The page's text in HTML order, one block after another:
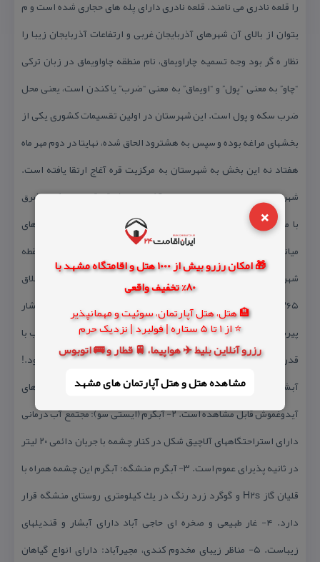
×
🎁 امکان رزرو بیش از 1000 هتل و اقامتگاه مشهد با
80% تخفیف واقعی
🏨 هتل، هتل آپارتمان، سوئیت و مهمانپذیر
⭐ از 1 تا 5 ستاره | فولبرد | نزدیک حرم
رزرو آنلاین بلیط ✈️ هواپیما، 🚆 قطار و 🚌 اتوبوس
مشاهده هتل و هتل‌ آپارتمان های مشهد
را قلعه نادری می نامند. قلعه نادری دارای پله های حجاری شده است و م
یتوان از بالای آن شهرهای آذربایجان غربی و ارتفاعات آذربایجان زیبا را
نظار ه گر بود وجه تسمیه چاراویماق، نام منطقه چاواویماق در زبان تركی
“چاو” به معنی “پول” و “اویماق” به معنی “ضرب” یا كندن است، یعنی محل
ضرب سكه و پول است. این شهرستان در اولین تقسیمات كشوری یكی از
بخشهای مراغه بوده و سپس به هشترود الحاق شده، نهایتا در دوم مهر ماه
هفتاد نه این بخش به شهرستان به مركزیت قره آغاج ارتقا یافته است.
شهرستان چاراویماق در جنوب استان آذربایجان شرقی قرار دارد كه از شرق
با میانه، از شمال با هشترود، و از غرب با مراغه و از جنوب با شهرهای
میاندوآب، تكاب، شاهین دژ و ماهنشان همسایه است. مرتفع ترین نقطه
شهر “قبله داغی” با ارتفاع ۳۲۰۸ متر و گودترین آن در روستای شور قشلاق
۱۲۶۵ متر می باشد. چند نمونه از دیدنیهای چاراویماق: ۱- چشمه و آبشار
پیرسقا: این چشمه اسرارآمیز در هر شبانه روز بطور متوسط ۴ مرتبه آب با
قدرت ۳ تا ۵ لیتر در ثانیه جاری و پس از یك ساعت كاملا قطع می شود.!
آبشار سنگی نیز با ارتفاع ۱۰ متر در مسیر رودخانه ای فصلی از شاخه های
آیدوغموش قابل مشاهده است. ۲- آبگرم (ایستی سو): مجتمع آب درمانی
دارای استراحتگاههای آلاچیق شكل در كنار چشمه با جریان دائمی ۲۰ لیتر
در ثانیه پذیرای عموم است. ۳- آبگرم منشگه: آبگرم این چشمه همراه با
قلیان گاز H2s و گوگرد زرد رنگ در یك كیلومتری روستای منشگه قرار
دارد. ۴- غار طبیعی و صخره ای حاجی آباد دارای آبشار و قندیلهای
زیباست. ۵- مناظر زیبای مخدوم كندی، مجیرآباد: دارای انواع گیاهان